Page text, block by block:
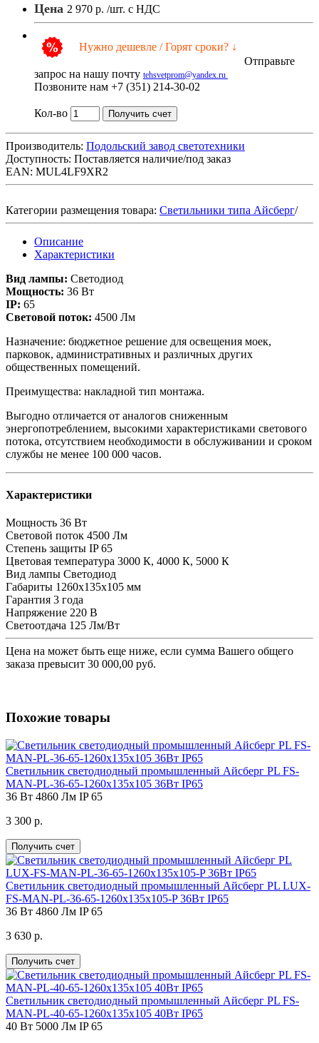
Цена 2 970 р. /шт. с НДС
Нужно дешевле / Горят сроки? ↓
Отправьте
запрос на нашу почту tehsvetprom@yandex.ru
Позвоните нам +7 (351) 214-30-02
Кол-во Получить счет
Производитель: Подольский завод светотехники
Доступность: Поставляется наличие/под заказ
EAN: MUL4LF9XR2
Категории размещения товара: Светильники типа Айсберг/
Описание
Характеристики
Вид лампы: Светодиод
Мощность: 36 Вт
IP: 65
Световой поток: 4500 Лм
Назначение: бюджетное решение для освещения моек,
парковок, административных и различных других
общественных помещений.
Преимущества: накладной тип монтажа.
Выгодно отличается от аналогов сниженным
энергопотреблением, высокими характеристиками светового
потока, отсутствием необходимости в обслуживании и сроком
службы не менее 100 000 часов.
Характеристики
Мощность 36 Вт
Световой поток 4500 Лм
Степень защиты IP 65
Цветовая температура 3000 К, 4000 К, 5000 К
Вид лампы Светодиод
Габариты 1260х135х105 мм
Гарантия 3 года
Напряжение 220 В
Светоотдача 125 Лм/Вт
Цена на может быть еще ниже, если сумма Вашего общего
заказа превысит 30 000,00 руб.
Похожие товары
Светильник светодиодный промышленный Айсберг PL FS-
MAN-PL-36-65-1260х135х105 36Вт IP65
36 Вт 4860 Лм IP 65
3 300 р.
Получить счет
Светильник светодиодный промышленный Айсберг PL LUX-
FS-MAN-PL-36-65-1260х135х105-P 36Вт IP65
36 Вт 4860 Лм IP 65
3 630 р.
Получить счет
Светильник светодиодный промышленный Айсберг PL FS-
MAN-PL-40-65-1260х135х105 40Вт IP65
40 Вт 5000 Лм IP 65